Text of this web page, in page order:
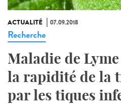
ACTUALITÉ 07.09.2018
Recherche
Maladie de
la rapidité de la
par les tiques